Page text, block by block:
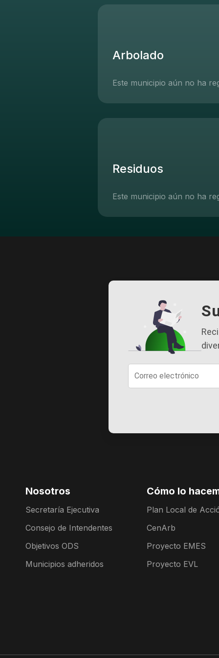
Arbolado
Este municipio aún no ha
Residuos
Este municipio aún no ha
Nosotros
Secretaría Ejecutiva
Consejo de Intendentes
Objetivos ODS
Municipios adheridos
Cómo lo
Plan Local de
CenArb
Proyecto EMES
Proyecto EVL